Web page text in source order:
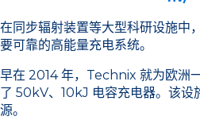
在同步辐射装置等大型科研设施中
要可靠的高能量充电系统。
早在 2014 年，Technix 就为欧洲
了 50kV、10kJ 电容充电器。该设
源。